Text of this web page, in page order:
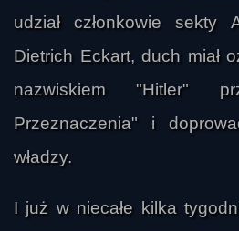
udział członkowie sekty
Dietrich Eckart, duch miał
nazwiskiem "Hitler"
Przeznaczenia" i
władzy.
I już w niecałe kilka